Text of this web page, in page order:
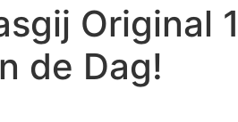
Original
de Dag!